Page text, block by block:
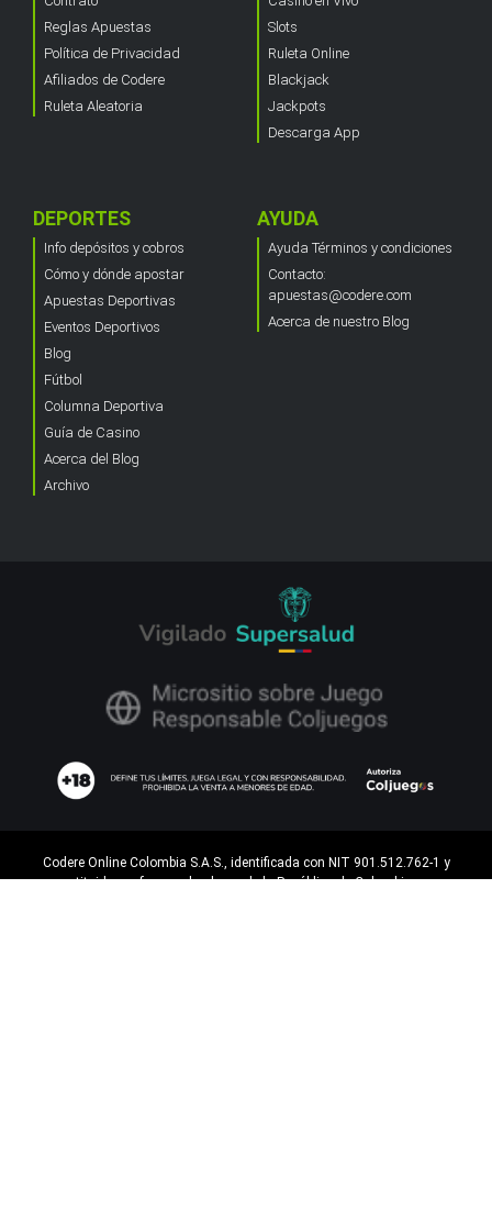
Reglas Apuestas
Política de Privacidad
Afiliados de Codere
Ruleta Aleatoria
Slots
Ruleta Online
Blackjack
Jackpots
Descarga App
DEPORTES
Info depósitos y cobros
Cómo y dónde apostar
Apuestas Deportivas
Eventos Deportivos
Blog
Fútbol
Columna Deportiva
Guía de Casino
Acerca del Blog
Archivo
AYUDA
Ayuda Términos y condiciones
Contacto:
apuestas@codere.com
Acerca de nuestro Blog
Codere Online Colombia S.A.S., identificada con NIT 901.512.762-1 y
constituida conforme a las leyes de la República de Colombia, cuyo